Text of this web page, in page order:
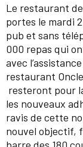
Le restaurant
portes le mardi
pub et sans
000 repas qui
avec
restaurant
resteront pour
les nouveaux
ravis de cette
nouvel objectif,
barre des 180